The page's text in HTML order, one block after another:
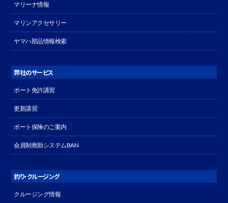
マリーナ情報
マリンアクセサリー
ヤマハ部品情報検索
弊社のサービス
ボート免許講習
更新講習
ボート保険のご案内
会員制救助システムBAN
釣り・クルージング
クルージング情報